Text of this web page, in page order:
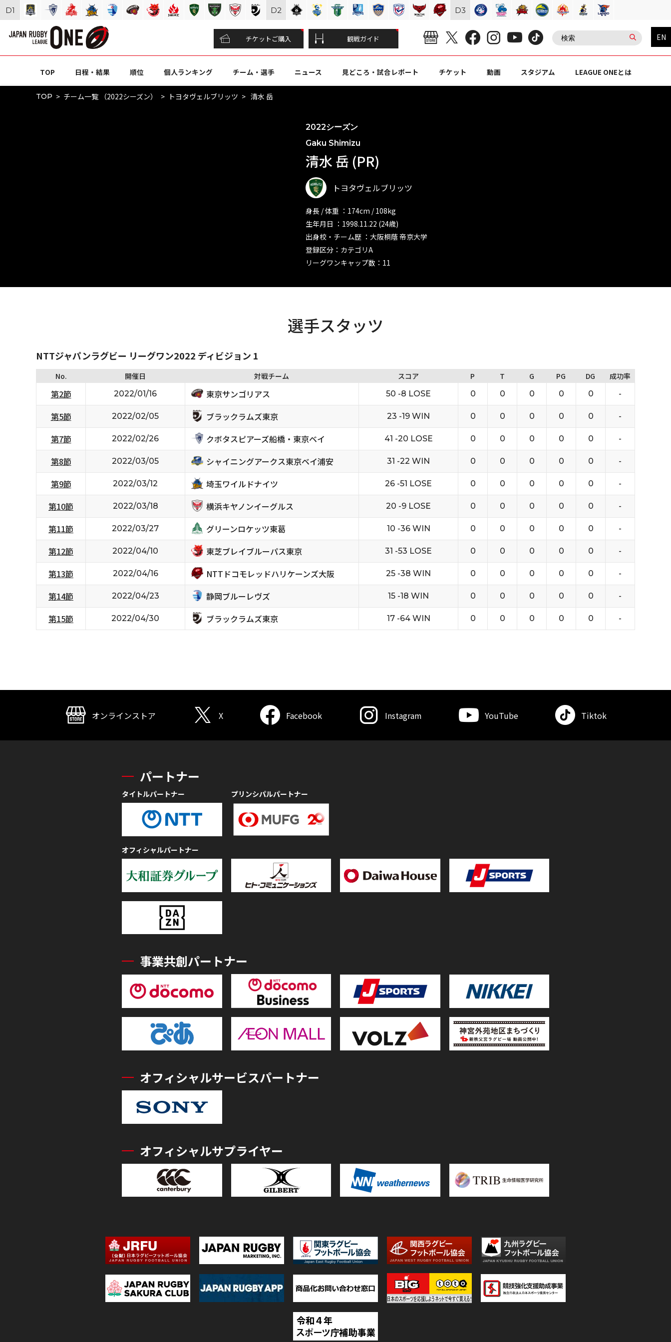
チケットご購入 観戦ガイド EN
TOP 日程・結果 順位 個人ランキング チーム・選手 ニュース 見どころ・試合レポート チケット 動画 スタジアム LEAGUE ONEとは
TOP チーム一覧 （2022シーズン） トヨタヴェルブリッツ 清水 岳
2022シーズン
Gaku Shimizu
清水 岳 (PR)
トヨタヴェルブリッツ
身長 / 体重 ：174cm / 108kg
生年月日 ：1998.11.22 (24歳)
出身校・チーム歴 ：大阪桐蔭 帝京大学
登録区分：カテゴリA
リーグワンキャップ数：11
選手スタッツ
NTTジャパンラグビー リーグワン2022 ディビジョン 1
No. 開催日 対戦チーム スコア P T G PG DG 成功率
第2節 2022/01/16 東京サンゴリアス 50 -8 LOSE 0 0 0 0 0 -
第5節 2022/02/05 ブラックラムズ東京 23 -19 WIN 0 0 0 0 0 -
第7節 2022/02/26 クボタスピアーズ船橋・東京ベイ 41 -20 LOSE 0 0 0 0 0 -
第8節 2022/03/05 シャイニングアークス東京ベイ浦安 31 -22 WIN 0 0 0 0 0 -
第9節 2022/03/12 埼玉ワイルドナイツ 26 -51 LOSE 0 0 0 0 0 -
第10節 2022/03/18 横浜キヤノンイーグルス 20 -9 LOSE 0 0 0 0 0 -
第11節 2022/03/27 グリーンロケッツ東葛 10 -36 WIN 0 0 0 0 0 -
第12節 2022/04/10 東芝ブレイブルーパス東京 31 -53 LOSE 0 0 0 0 0 -
第13節 2022/04/16 NTTドコモレッドハリケーンズ大阪 25 -38 WIN 0 0 0 0 0 -
第14節 2022/04/23 静岡ブルーレヴズ 15 -18 WIN 0 0 0 0 0 -
第15節 2022/04/30 ブラックラムズ東京 17 -64 WIN 0 0 0 0 0 -
D1 D2 D3
オンラインストア X Facebook Instagram YouTube Tiktok
パートナー
タイトルパートナー プリンシパルパートナー
オフィシャルパートナー
事業共創パートナー
オフィシャルサービスパートナー
オフィシャルサプライヤー